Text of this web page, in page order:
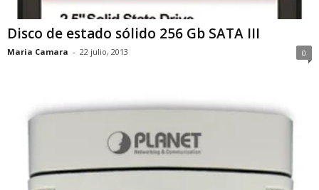
Disco de estado sólido 256 Gb SATA III
Maria Camara - 22 julio, 2013 0